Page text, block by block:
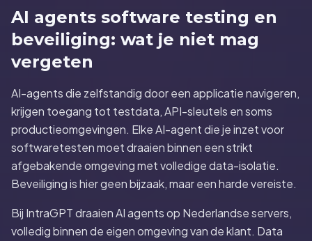
AI agents software testing en
beveiliging: wat je niet mag
vergeten
AI-agents die zelfstandig door een applicatie navigeren,
krijgen toegang tot testdata, API-sleutels en soms
productieomgevingen. Elke AI-agent die je inzet voor
softwaretesten moet draaien binnen een strikt
afgebakende omgeving met volledige data-isolatie.
Beveiliging is hier geen bijzaak, maar een harde vereiste.
Bij IntraGPT draaien AI agents op Nederlandse servers,
volledig binnen de eigen omgeving van de klant. Data